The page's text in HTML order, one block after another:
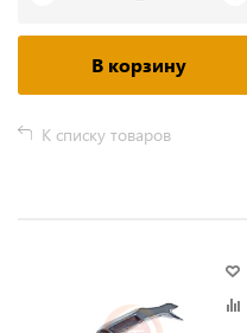
В корзину
К списку товаров